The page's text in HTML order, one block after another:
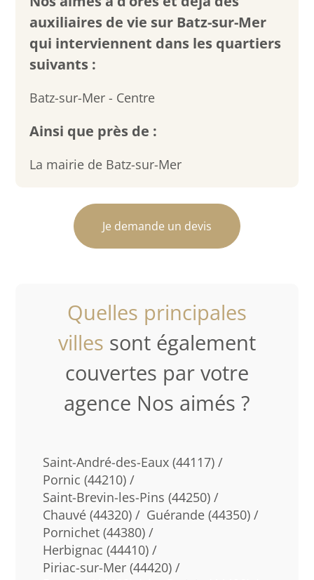
auxiliaires de vie sur Batz-sur-Mer
qui interviennent dans les quartiers
suivants :
Batz-sur-Mer - Centre
Ainsi que près de :
La mairie de Batz-sur-Mer
Je demande un devis
Quelles principales
villes sont également
couvertes par votre
agence Nos aimés ?
Saint-André-des-Eaux (44117) /
Pornic (44210) /
Saint-Brevin-les-Pins (44250) /
Chauvé (44320) / Guérande (44350) /
Pornichet (44380) /
Herbignac (44410) /
Piriac-sur-Mer (44420) /